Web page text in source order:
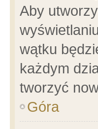
Aby
wątku
każdym
tworzyć
Góra